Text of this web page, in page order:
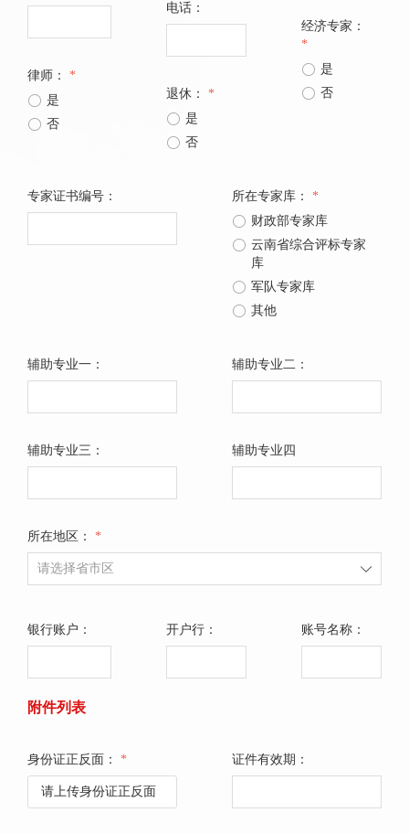
律师： *
ꀐ 是
ꀐ 否
电话：
退休： *
ꀐ 是
ꀐ 否
经济专家：
*
ꀐ 是
ꀐ 否
专家证书编号： 所在专家库： *
ꀐ 财政部专家库
ꀐ 云南省综合评标专家
库
ꀐ 军队专家库
ꀐ 其他
辅助专业一：
辅助专业三：
辅助专业二：
辅助专业四
所在地区： *
ꄳ
银行账户： 开户行： 账号名称：
附件列表
身份证正反面： *
请上传身份证正反面
证件有效期：